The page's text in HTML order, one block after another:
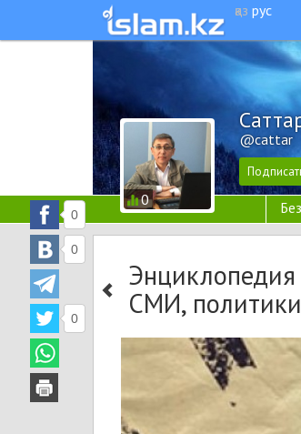
қаз рус
0
@cattar
СМИ,
0
0
0